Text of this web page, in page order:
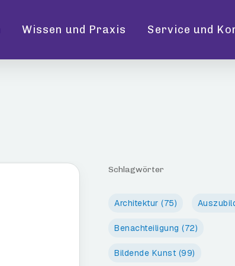
Wissen und Praxis Service und
Schlagwörter
Architektur (75)
Benachteiligung (72)
Bildende Kunst (99)